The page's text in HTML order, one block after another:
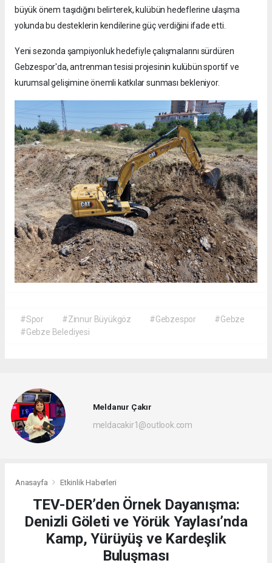
büyük önem taşıdığını belirterek, kulübün hedeflerine ulaşma
yolunda bu desteklerin kendilerine güç verdiğini ifade etti.
Yeni sezonda şampiyonluk hedefiyle çalışmalarını sürdüren
Gebzespor'da, antrenman tesisi projesinin kulübün sportif ve
kurumsal gelişimine önemli katkılar sunması bekleniyor.
#Spor #Zinnur Büyükgöz #Gebzespor
#Gebze
#Gebze Belediyesi
Meldanur Çakır
meldacakir1@outlook.com
Anasayfa Etkinlik Haberleri
TEV-DER’den Örnek Dayanışma:
Denizli Göleti ve Yörük Yaylası’nda
Kamp, Yürüyüş ve Kardeşlik
Buluşması